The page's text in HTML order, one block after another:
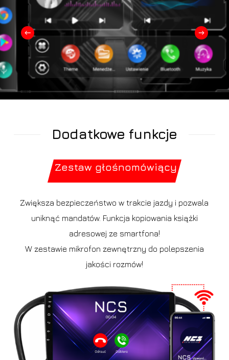
Dodatkowe funkcje
Zestaw głośnomówiący
Zwiększa bezpieczeństwo w trakcie jazdy i pozwala
uniknąć mandatów. Funkcja kopiowania książki
adresowej ze smartfona!
W zestawie mikrofon zewnętrzny do polepszenia
jakości rozmów!